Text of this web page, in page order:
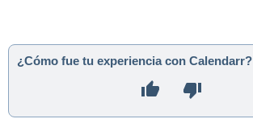
¿Cómo fue tu experiencia con Calendarr?